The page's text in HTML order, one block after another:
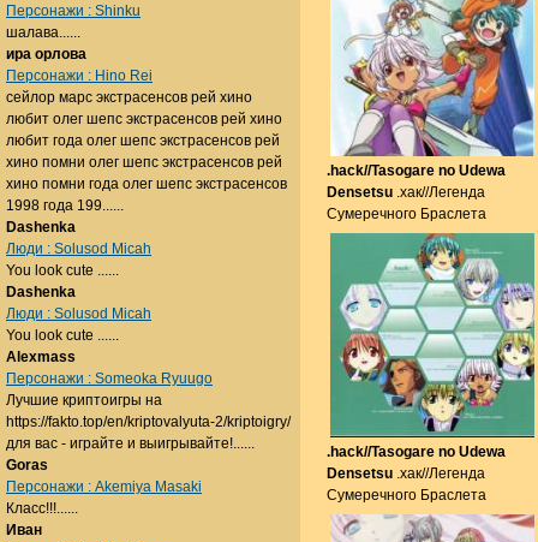
.hack//Tasogare no Udewa
Densetsu .хак//Легенда
Сумеречного Браслета
.hack//Tasogare no Udewa
Densetsu .хак//Легенда
Сумеречного Браслета
Персонажи : Shinku
шалава......
ира орлова
Персонажи : Hino Rei
сейлор марс экстрасенсов рей хино
любит олег шепс экстрасенсов рей хино
любит года олег шепс экстрасенсов рей
хино помни олег шепс экстрасенсов рей
хино помни года олег шепс экстрасенсов
1998 года 199......
Dashenka
Люди : Solusod Micah
You look cute ......
Dashenka
Люди : Solusod Micah
You look cute ......
Alexmass
Персонажи : Someoka Ryuugo
Лучшие криптоигры на
https://fakto.top/en/kriptovalyuta-2/kriptoigry/
для вас - играйте и выигрывайте!......
Goras
Персонажи : Akemiya Masaki
Класс!!!......
Иван